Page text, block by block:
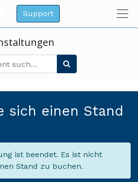
Support
sich einen Stand
ist beendet. Es ist nicht
Stand zu buchen.